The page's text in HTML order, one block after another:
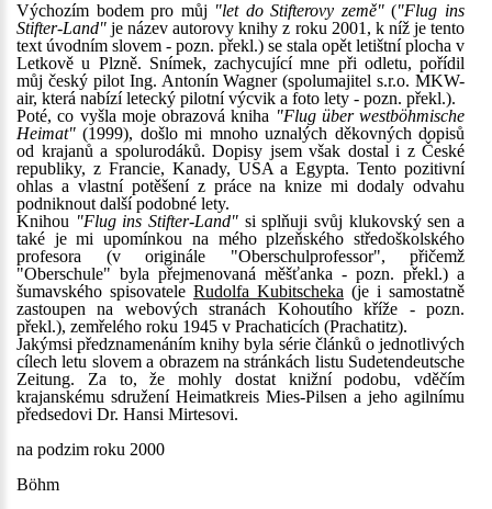
Výchozím bodem pro můj "let do Stifterovy země"("Flug ins
Stifter-Land" je název autorovy knihy z roku 2001, k níž je tento
text úvodním slovem - pozn. překl.) se stala opět letištní plocha v
Letkově u Plzně. Snímek, zachycující mne při odletu, pořídil
můj český pilot Ing. Antonín Wagner (spolumajitel s.r.o. MKW-
air, která nabízí letecký pilotní výcvik a foto lety - pozn. překl.).
Poté, co vyšla moje obrazová kniha "Flug über westböhmische
Heimat" (1999), došlo mi mnoho uznalých děkovných dopisů
od krajanů a spolurodáků. Dopisy jsem však dostal i z České
republiky, z Francie, Kanady, USA a Egypta. Tento pozitivní
ohlas a vlastní potěšení z práce na knize mi dodaly odvahu
podniknout další podobné lety.
Knihou "Flug ins Stifter-Land" si splňuji svůj klukovský sen a
také je mi upomínkou na mého plzeňského středoškolského
profesora (v originále "Oberschulprofessor", přičemž
"Oberschule" byla přejmenovaná měšťanka - pozn. překl.) a
šumavského spisovatele Rudolfa Kubitscheka (je i samostatně
zastoupen na webových stranách Kohoutího kříže - pozn.
překl.), zemřelého roku 1945 v Prachaticích (Prachatitz).
Jakýmsi předznamenáním knihy byla série článků o jednotlivých
cílech letu slovem a obrazem na stránkách listu Sudetendeutsche
Zeitung. Za to, že mohly dostat knižní podobu, vděčím
krajanskému sdružení Heimatkreis Mies-Pilsen a jeho agilnímu
předsedovi Dr. Hansi Mirtesovi.
na podzim roku 2000
Böhm